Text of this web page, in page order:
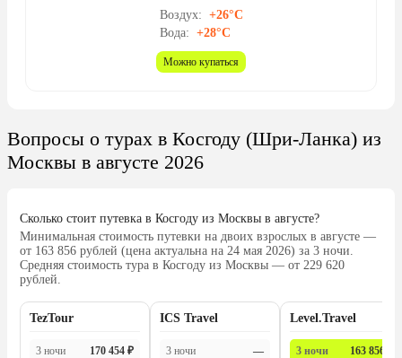
Воздух: +26°C
Вода: +28°C
Можно купаться
Вопросы о турах в Косгоду (Шри-Ланка) из
Москвы в августе 2026
Сколько стоит путевка в Косгоду из Москвы в августе?
Минимальная стоимость путевки на двоих взрослых в августе —
от 163 856 рублей (цена актуальна на 24 мая 2026) за 3 ночи.
Средняя стоимость тура в Косгоду из Москвы — от 229 620
рублей.
TezTour
3 ночи
170 454 ₽
ICS Travel
3 ночи
—
Level.Travel
3 ночи
163 856 ₽